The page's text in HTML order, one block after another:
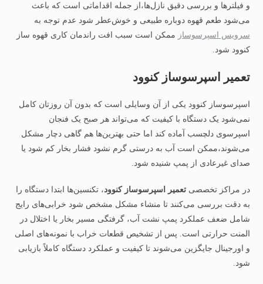
و فیلترها و بررسی دقیق نازل‌ها،از جمله اقداماتی است که باعث
می‌شود طعم قهوه دوباره طبیعی و خوش‌عطر شود عدم توجه به
سرویس اسپرسوساز ممکن است سبب افت راندمان کاری قهوه ساز
کنوود شود.
تعمیر اسپرسوساز کنوود
اسپرسوساز کنوود یکی از آن وسایلی است که بدون آن روزتان کامل
نمی‌شود یک دستگاه با کیفیت که می‌تواند هر صبح یک فنجان
اسپرسوی دلچسب آماده کند اما حتی بهترین‌ها هم گاهی دچار مشکل
می‌شوند،ممکن است آب به درستی گرم نشود فشار بخار کم شود یا
صدای غیرعادی از پمپ شنیده شود.
در مراکز تخصصیتعمیر اسپرسوساز کنوود، تکنسین‌ها ابتدا دستگاه را
به دقت بررسی می‌کنند تا منشاء مشکل مشخص شود خرابی‌های رایج
شامل ضعف عملکرد پمپ نشت آب، گرفتگی مسیر بخار یا اختلال در
المنت حرارتی است. پس از تشخیص قطعات خراب با نمونه‌های اصلی
و اورجینال جایگزین می‌شوند تا کیفیت و عملکرد دستگاه کاملاً بازیابی
شود.